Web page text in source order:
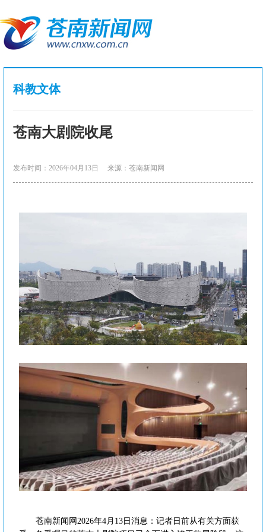
科教文体
苍南大剧院收尾
发布时间：2026年04月13日 来源：苍南新闻网
苍南新闻网2026年4月13日消息：记者日前从有关方面获